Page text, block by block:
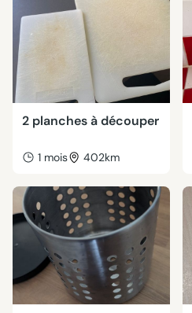
2 planches à découper
1 mois 402km